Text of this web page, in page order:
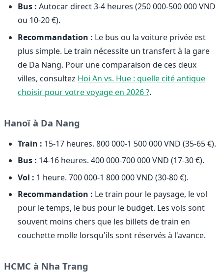
Bus : Autocar direct 3-4 heures (250 000-500 000 VND
ou 10-20 €).
Recommandation : Le bus ou la voiture privée est
plus simple. Le train nécessite un transfert à la gare
de Da Nang. Pour une comparaison de ces deux
villes, consultez Hoi An vs. Hue : quelle cité antique
choisir pour votre voyage en 2026 ?.
Hanoï à Da Nang
Train : 15-17 heures. 800 000-1 500 000 VND (35-65 €).
Bus : 14-16 heures. 400 000-700 000 VND (17-30 €).
Vol : 1 heure. 700 000-1 800 000 VND (30-80 €).
Recommandation : Le train pour le paysage, le vol
pour le temps, le bus pour le budget. Les vols sont
souvent moins chers que les billets de train en
couchette molle lorsqu'ils sont réservés à l'avance.
HCMC à Nha Trang